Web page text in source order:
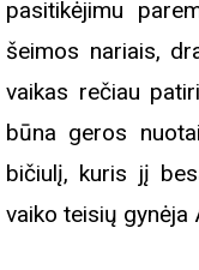
pasitikėjimu
šeimos nariais,
vaikas rečiau
būna geros
bičiulį, kuris jį
vaiko teisių gynėja